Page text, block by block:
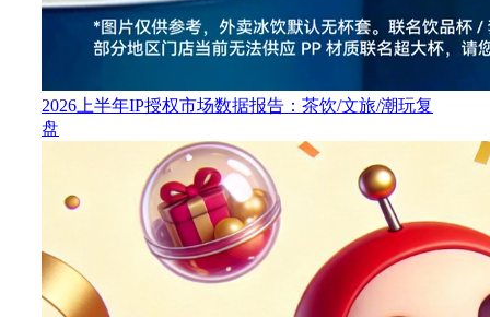
2026上半年IP授权市场数据报告：茶饮/文旅/潮玩复
盘